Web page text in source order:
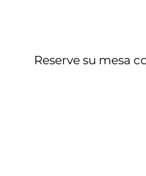
Reserve su mesa